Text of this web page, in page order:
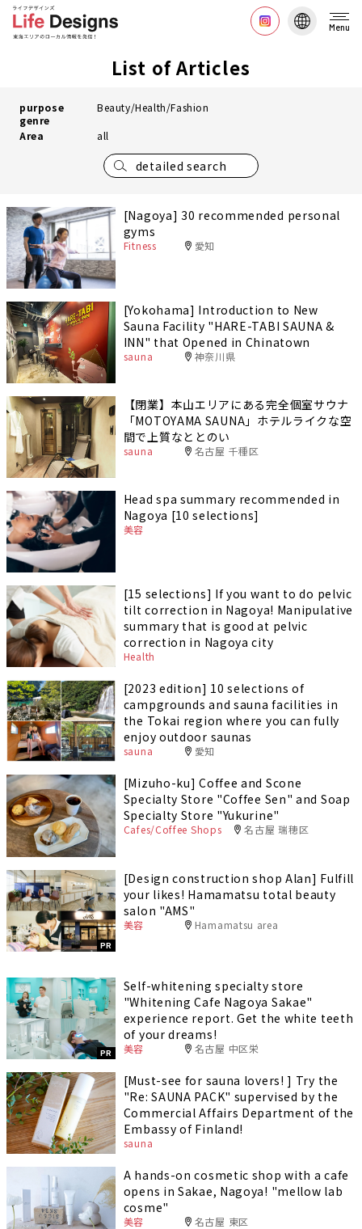
Menu
List of Articles
purpose
genre
Beauty/Health/Fashion
Area all
detailed search
[Nagoya] 30 recommended personal
gyms
Fitness 愛知
[Yokohama] Introduction to New
Sauna Facility "HARE-TABI SAUNA &
INN" that Opened in Chinatown
sauna 神奈川県
【閉業】本山エリアにある完全個室サウナ
「MOTOYAMA SAUNA」ホテルライクな空
間で上質なととのい
sauna 名古屋 千種区
Head spa summary recommended in
Nagoya [10 selections]
美容
[15 selections] If you want to do pelvic
tilt correction in Nagoya! Manipulative
summary that is good at pelvic
correction in Nagoya city
Health
[2023 edition] 10 selections of
campgrounds and sauna facilities in
the Tokai region where you can fully
enjoy outdoor saunas
sauna 愛知
[Mizuho-ku] Coffee and Scone
Specialty Store "Coffee Sen" and Soap
Specialty Store "Yukurine"
Cafes/Coffee Shops 名古屋 瑞穂区
PR
[Design construction shop Alan] Fulfill
your likes! Hamamatsu total beauty
salon "AMS"
美容 Hamamatsu area
PR
Self-whitening specialty store
"Whitening Cafe Nagoya Sakae"
experience report. Get the white teeth
of your dreams!
美容 名古屋 中区栄
[Must-see for sauna lovers! ] Try the
"Re: SAUNA PACK" supervised by the
Commercial Affairs Department of the
Embassy of Finland!
sauna
A hands-on cosmetic shop with a cafe
opens in Sakae, Nagoya! "mellow lab
cosme"
美容 名古屋 東区